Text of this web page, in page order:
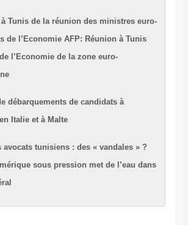
Tunis de la réunion des ministres euro-
de l’Economie AFP: Réunion à Tunis
l’Economie de la zone euro-
débarquements de candidats à
Italie et à Malte
avocats tunisiens : des « vandales » ?
sous pression met de l’eau dans